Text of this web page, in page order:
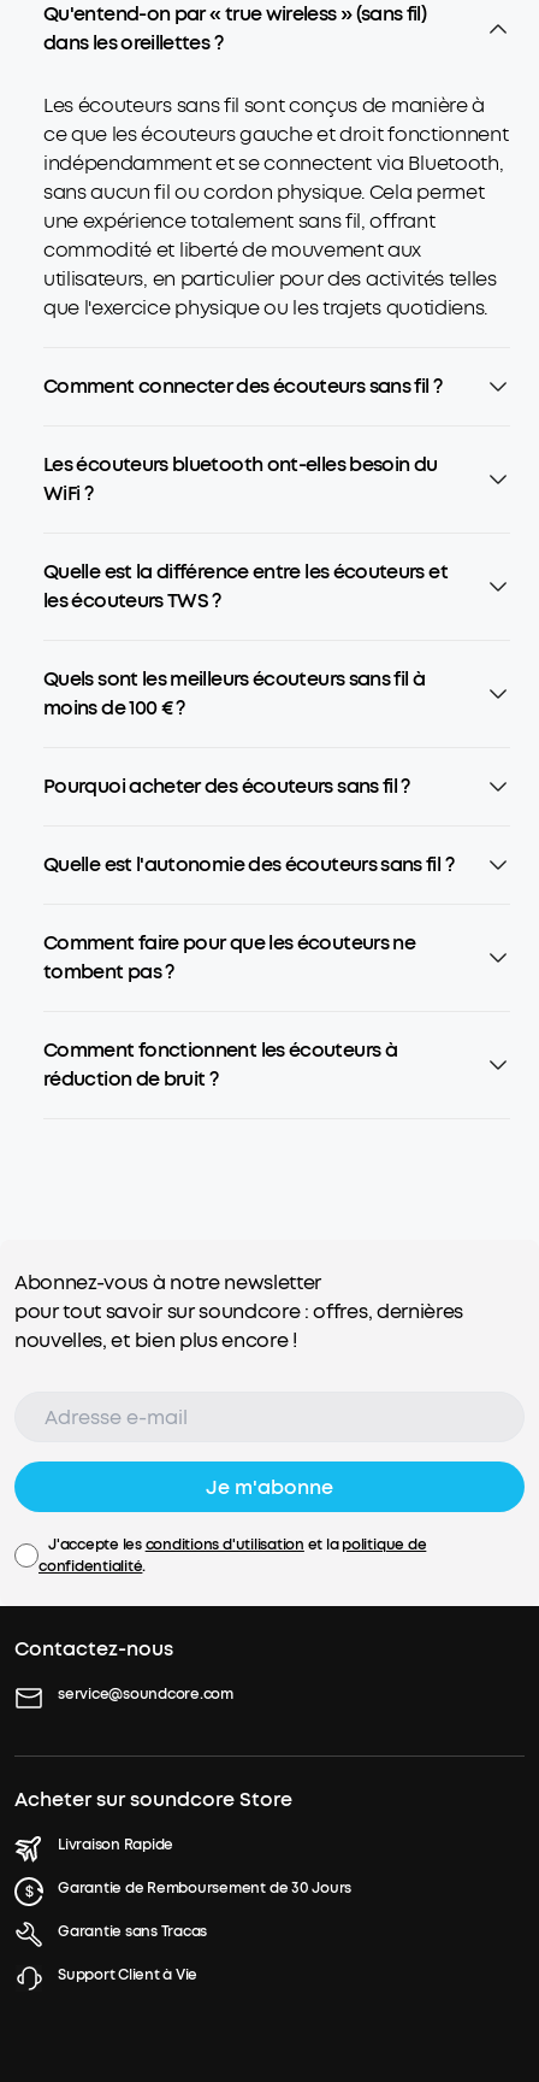
Qu'entend-on par « true wireless » (sans fil)
dans les oreillettes ?
Les écouteurs sans fil sont conçus de manière à
ce que les écouteurs gauche et droit fonctionnent
indépendamment et se connectent via Bluetooth,
sans aucun fil ou cordon physique. Cela permet
une expérience totalement sans fil, offrant
commodité et liberté de mouvement aux
utilisateurs, en particulier pour des activités telles
que l'exercice physique ou les trajets quotidiens.
Comment connecter des écouteurs sans fil ?
Les écouteurs bluetooth ont-elles besoin du
WiFi ?
Quelle est la différence entre les écouteurs et
les écouteurs TWS ?
Quels sont les meilleurs écouteurs sans fil à
moins de 100 € ?
Pourquoi acheter des écouteurs sans fil ?
Quelle est l'autonomie des écouteurs sans fil ?
Comment faire pour que les écouteurs ne
tombent pas ?
Comment fonctionnent les écouteurs à
réduction de bruit ?
Abonnez-vous à notre newsletter
pour tout savoir sur soundcore : offres, dernières
nouvelles, et bien plus encore !
Je m'abonne
J'accepte lesconditions d'utilisation et lapolitique de
confidentialité.
Contactez-nous
service@soundcore.com
Acheter sur soundcore Store
Livraison Rapide
Garantie de Remboursement de 30 Jours
Garantie sans Tracas
Support Client à Vie